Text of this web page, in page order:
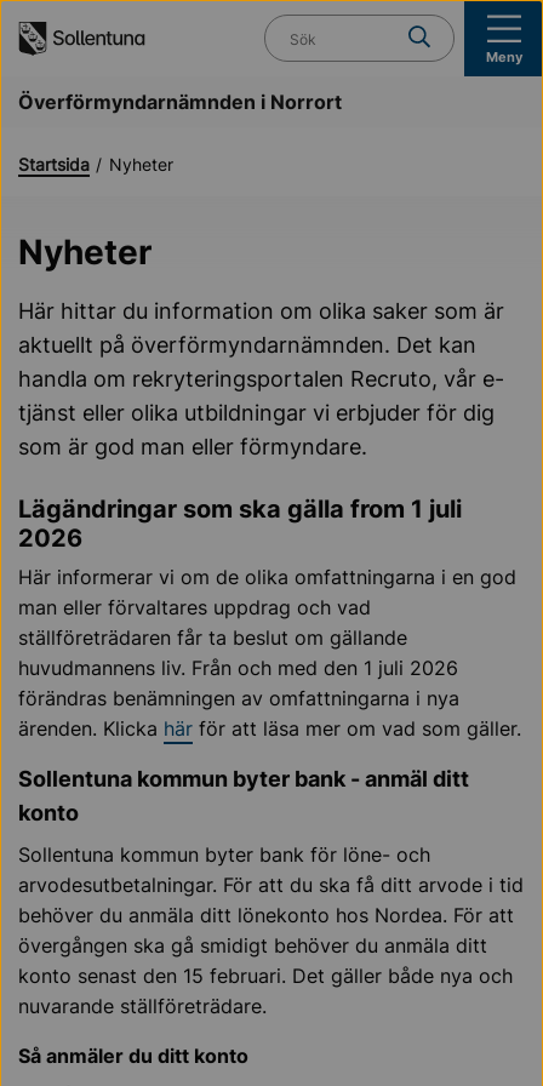
Vad söker du?
Meny
Överförmyndarnämnden i Norrort
Startsida Nyheter
Nyheter
Här hittar du information om olika saker som är
aktuellt på överförmyndarnämnden. Det kan
handla om rekryteringsportalen Recruto, vår e-
tjänst eller olika utbildningar vi erbjuder för dig
som är god man eller förmyndare.
Lägändringar som ska gälla from 1 juli
2026
Här informerar vi om de olika omfattningarna i en god
man eller förvaltares uppdrag och vad
ställföreträdaren får ta beslut om gällande
huvudmannens liv. Från och med den 1 juli 2026
förändras benämningen av omfattningarna i nya
ärenden. Klicka här för att läsa mer om vad som gäller.
Sollentuna kommun byter bank - anmäl ditt
konto
Sollentuna kommun byter bank för löne- och
arvodesutbetalningar. För att du ska få ditt arvode i tid
behöver du anmäla ditt lönekonto hos Nordea. För att
övergången ska gå smidigt behöver du anmäla ditt
konto senast den 15 februari. Det gäller både nya och
nuvarande ställföreträdare.
Så anmäler du ditt konto